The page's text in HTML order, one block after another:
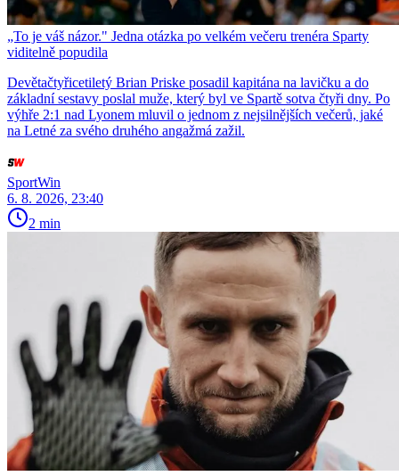
„To je váš názor." Jedna otázka po velkém večeru trenéra Sparty
viditelně popudila
Devětačtyřicetiletý Brian Priske posadil kapitána na lavičku a do
základní sestavy poslal muže, který byl ve Spartě sotva čtyři dny. Po
výhře 2:1 nad Lyonem mluvil o jednom z nejsilnějších večerů, jaké
na Letné za svého druhého angažmá zažil.
SportWin
6. 8. 2026, 23:40
2 min